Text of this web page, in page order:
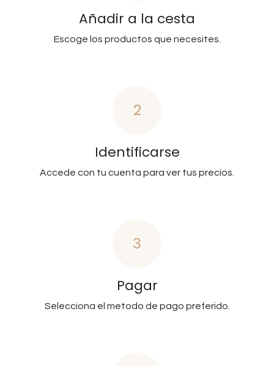
Añadir a la cesta
Escoge los productos que necesites.
2
Identificarse
Accede con tu cuenta para ver tus precios.
3
Pagar
Selecciona el metodo de pago preferido.